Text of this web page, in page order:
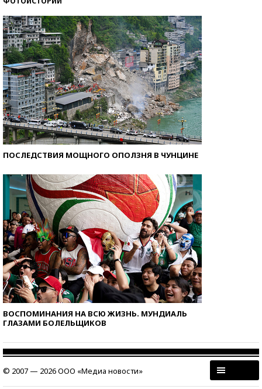
ПОСЛЕДСТВИЯ МОЩНОГО ОПОЛЗНЯ В ЧУНЦИНЕ
ВОСПОМИНАНИЯ НА ВСЮ ЖИЗНЬ. МУНДИАЛЬ
ГЛАЗАМИ БОЛЕЛЬЩИКОВ
© 2007 — 2026 ООО «Медиа новости»